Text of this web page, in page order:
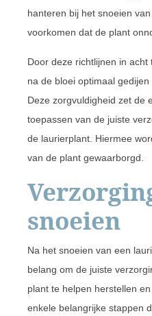
hanteren bij het snoeien
voorkomen dat de plant
Door deze richtlijnen in
na de bloei optimaal gedijen
Deze zorgvuldigheid zet de
toepassen van de juiste
de laurierplant. Hiermee
van de plant gewaarborgd.
snoeien
Na het snoeien van een
belang om de juiste
plant te helpen herstellen
enkele belangrijke stappen